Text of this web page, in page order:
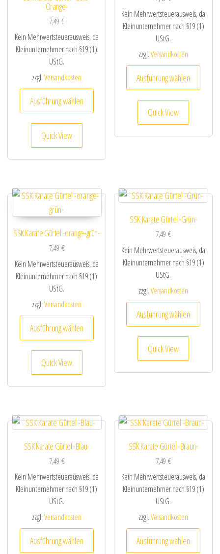
Orange-
7,49 €
Kein Mehrwertsteuerausweis, da
Kleinunternehmer nach §19 (1)
UStG.
zzgl.Versandkosten
Ausführung wählen
Dieses Produkt weist mehrere Varianten
Quick View
Kein Mehrwertsteuerausweis, da
Kleinunternehmer nach §19 (1)
UStG.
zzgl.Versandkosten
Ausführung wählen
Quick View
SSK Karate Gürtel -orange-grün-
7,49 €
Kein Mehrwertsteuerausweis, da
Kleinunternehmer nach §19 (1)
UStG.
zzgl.Versandkosten
Ausführung wählen
Dieses Produkt weist mehrere Varianten
Quick View
SSK Karate Gürtel -Grün-
7,49€
Kein Mehrwertsteuerausweis, da
Kleinunternehmer nach §19 (1)
UStG.
zzgl.Versandkosten
Ausführung wählen
Quick View
SSK Karate Gürtel -Blau-
7,49 €
Kein Mehrwertsteuerausweis, da
Kleinunternehmer nach §19 (1)
UStG.
zzgl.Versandkosten
Ausführung wählen
Dieses Produkt weist mehrere Varianten
SSK Karate Gürtel -Braun-
7,49€
Kein Mehrwertsteuerausweis, da
Kleinunternehmer nach §19 (1)
UStG.
zzgl.Versandkosten
Ausführung wählen